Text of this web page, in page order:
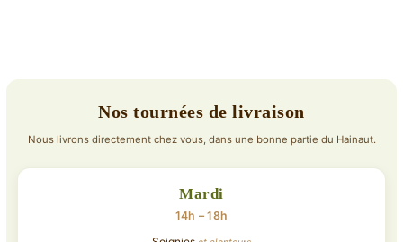
Nos tournées de livraison
Nous livrons directement chez vous, dans une bonne partie du Hainaut.
Mardi
14h – 18h